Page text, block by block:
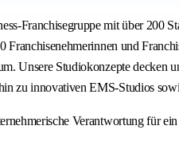
Franchisegruppe mit über 200
und
Unsere Studiokonzepte
zu innovativen EMS-Studios
Verantwortung für